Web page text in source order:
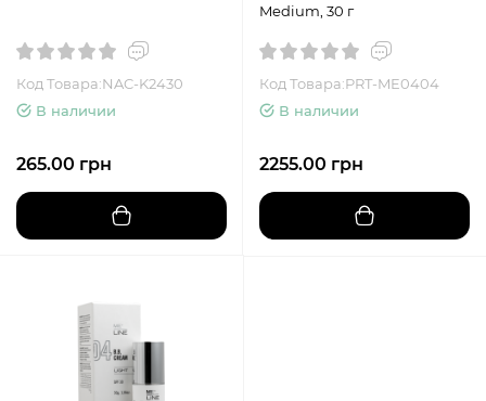
Код Товара:NAC-K2430
В наличии
265.00 грн
Medium, 30 г
Код Товара:PRT-ME0404
В наличии
2255.00 грн